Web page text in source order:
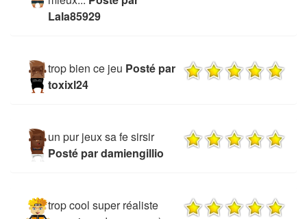
Lala85929
trop bien ce jeu Posté par
toxixl24
un pur jeux sa fe sirsir
Posté par damiengillio
trop cool super réaliste